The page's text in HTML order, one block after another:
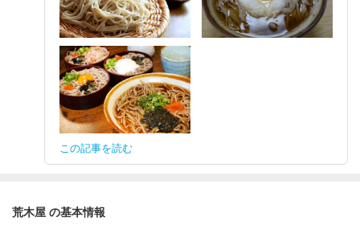
この記事を読む
荒木屋 の基本情報